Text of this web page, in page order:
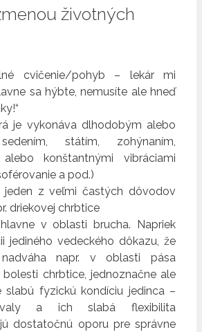
životných
cvičenie/pohyb – lekár mi
sa hýbte, nemusíte ale hneď
je vykonáva dlhodobým alebo
státím, zohýnaním,
konštantnými vibráciami
a pod.)
jeden z veľmi častých dôvodov
driekovej chrbtice
v oblasti brucha. Napriek
jediného vedeckého dôkazu, že
napr. v oblasti pása
bolesti chrbtice, jednoznačne ale
slabú fyzickú kondíciu jedinca –
a ich slabá flexibilita
dostatočnú oporu pre správne